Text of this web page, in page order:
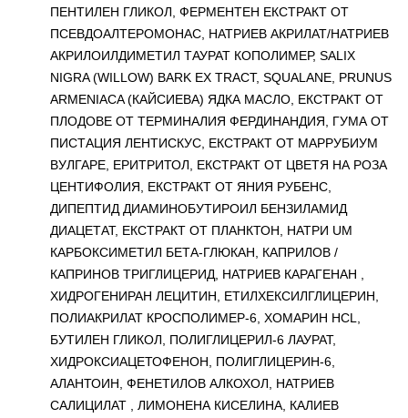
ПЕНТИЛЕН ГЛИКОЛ, ФЕРМЕНТЕН ЕКСТРАКТ ОТ
ПСЕВДОАЛТЕРОМОНАС, НАТРИЕВ АКРИЛАТ/НАТРИЕВ
АКРИЛОИЛДИМЕТИЛ ТАУРАТ КОПОЛИМЕР, SALIX
NIGRA (WILLOW) BARK EX TRACT, SQUALANE, PRUNUS
ARMENIACA (КАЙСИЕВА) ЯДКА МАСЛО, ЕКСТРАКТ ОТ
ПЛОДОВЕ ОТ ТЕРМИНАЛИЯ ФЕРДИНАНДИЯ, ГУМА ОТ
ПИСТАЦИЯ ЛЕНТИСКУС, ЕКСТРАКТ ОТ МАРРУБИУМ
ВУЛГАРЕ, ЕРИТРИТОЛ, ЕКСТРАКТ ОТ ЦВЕТЯ НА РОЗА
ЦЕНТИФОЛИЯ, ЕКСТРАКТ ОТ ЯНИЯ РУБЕНС,
ДИПЕПТИД ДИАМИНОБУТИРОИЛ БЕНЗИЛАМИД
ДИАЦЕТАТ, ЕКСТРАКТ ОТ ПЛАНКТОН, НАТРИ UM
КАРБОКСИМЕТИЛ БЕТА-ГЛЮКАН, КАПРИЛОВ /
КАПРИНОВ ТРИГЛИЦЕРИД, НАТРИЕВ КАРАГЕНАН ,
ХИДРОГЕНИРАН ЛЕЦИТИН, ЕТИЛХЕКСИЛГЛИЦЕРИН,
ПОЛИАКРИЛАТ КРОСПОЛИМЕР-6, ХОМАРИН HCL,
БУТИЛЕН ГЛИКОЛ, ПОЛИГЛИЦЕРИЛ-6 ЛАУРАТ,
ХИДРОКСИАЦЕТОФЕНОН, ПОЛИГЛИЦЕРИН-6,
АЛАНТОИН, ФЕНЕТИЛОВ АЛКОХОЛ, НАТРИЕВ
САЛИЦИЛАТ , ЛИМОНЕНА КИСЕЛИНА, КАЛИЕВ